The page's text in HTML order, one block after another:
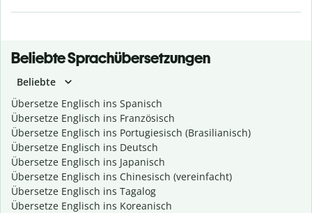
Beliebte Sprachübersetzungen
Beliebte
Übersetze Englisch ins Spanisch
Übersetze Englisch ins Französisch
Übersetze Englisch ins Portugiesisch (Brasilianisch)
Übersetze Englisch ins Deutsch
Übersetze Englisch ins Japanisch
Übersetze Englisch ins Chinesisch (vereinfacht)
Übersetze Englisch ins Tagalog
Übersetze Englisch ins Koreanisch